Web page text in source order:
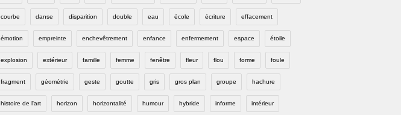
courbe danse disparition double eau école écriture effacement
émotion empreinte enchevêtrement enfance enfermement espace étoile
explosion extérieur famille femme fenêtre fleur flou forme foule
fragment géométrie geste goutte gris gros plan groupe hachure
histoire de l'art horizon horizontalité humour hybride informe intérieur